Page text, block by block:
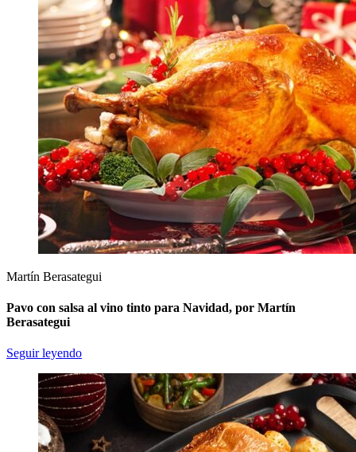
Martín Berasategui
Pavo con salsa al vino tinto para Navidad, por Martín
Berasategui
Seguir leyendo